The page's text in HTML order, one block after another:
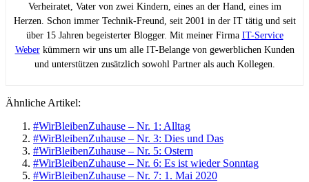
Verheiratet, Vater von zwei Kindern, eines an der Hand, eines im
Herzen. Schon immer Technik-Freund, seit 2001 in der IT tätig und seit
über 15 Jahren begeisterter Blogger. Mit meiner Firma IT-Service
Weberkümmern wir uns um alle IT-Belange von gewerblichen Kunden
und unterstützen zusätzlich sowohl Partner als auch Kollegen.
Ähnliche Artikel:
#WirBleibenZuhause – Nr. 1: Alltag
#WirBleibenZuhause – Nr. 3: Dies und Das
#WirBleibenZuhause – Nr. 5: Ostern
#WirBleibenZuhause – Nr. 6: Es ist wieder Sonntag
#WirBleibenZuhause – Nr. 7: 1. Mai 2020